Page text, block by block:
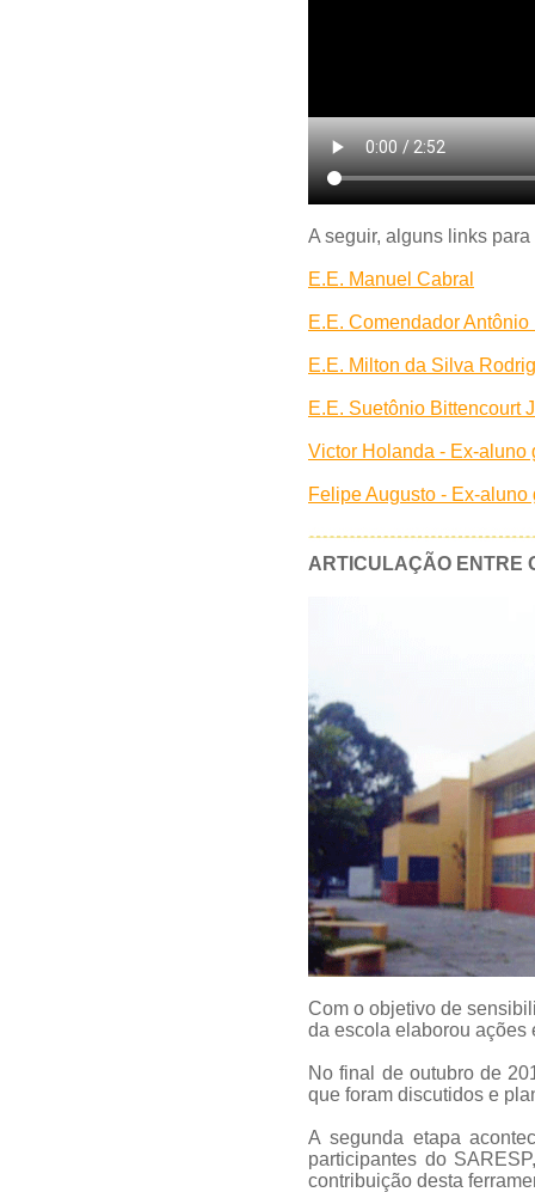
A seguir, alguns links
E.E. Manuel Cabral
E.E. Comendador
E.E. Milton da Silva
E.E. Suetônio Bittencourt
Victor Holanda - Ex-aluno
Felipe Augusto - Ex-
ARTICULAÇÃO ENTRE
Com o objetivo de
da escola elaborou ações
No final de outubro de
que foram discutidos e
A segunda etapa
participantes do
contribuição desta